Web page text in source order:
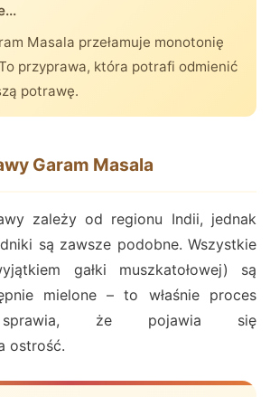
Masala przełamuje monotonię
przyprawa, która potrafi odmienić
potrawę.
Garam Masala
zależy od regionu Indii, jednak
są zawsze podobne. Wszystkie
gałki muszkatołowej) są
mielone – to właśnie proces
sprawia, że pojawia się
ostrość.